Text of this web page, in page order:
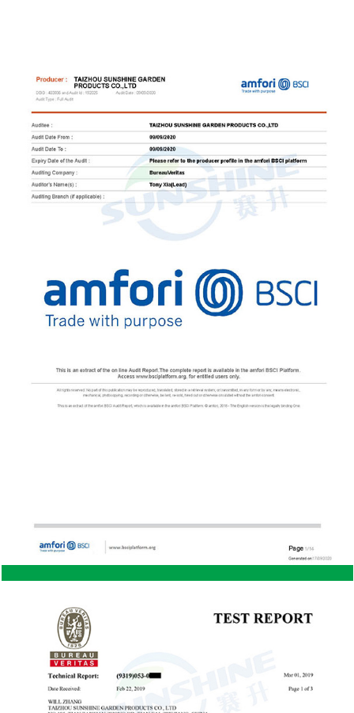
ventajas de un
su durabilidad. El acero
climáticas como lluvia,
A diferencia de la
no se agrieta ni se
en una buena opción
de acero requiere un
comparación con los
bien la madera debe
plagas, un cobertizo
Esto hace que el
para áreas con alta
la madera, lo que hace
sean más seguros. Es
entrar en un cobertizo
mejor protección para
las principales ventajas de
ruedas es su diseño
a los jardineros trabajar a una
reduce la necesidad de
cuclillas durante períodos
articulaciones, que son
jardinería. Al ofrecer una
jardinería. Altura ajustable: muchos bancos con
mientras planta, poda o planta
reduce el estrés en su cuerpo. Mayor eficiencia en
las tareas de jardinería Movilidad y acceso
mejorados: un banco con
necesidad de caminar